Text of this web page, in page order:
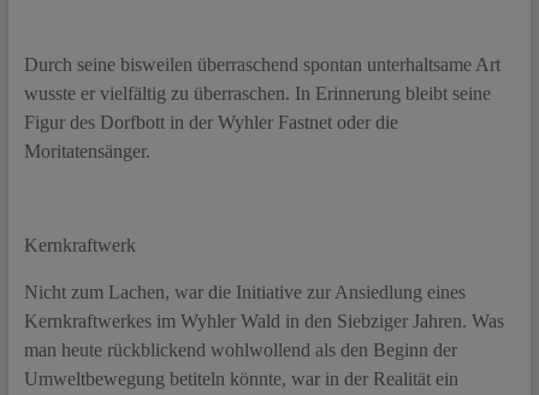
Durch seine bisweilen überraschend spontan unterhaltsame Art
wusste er vielfältig zu überraschen. In Erinnerung bleibt seine
Figur des Dorfbott in der Wyhler Fastnet oder die
Moritatensänger.
Kernkraftwerk
Nicht zum Lachen, war die Initiative zur Ansiedlung eines
Kernkraftwerkes im Wyhler Wald in den Siebziger Jahren. Was
man heute rückblickend wohlwollend als den Beginn der
Umweltbewegung betiteln könnte, war in der Realität ein